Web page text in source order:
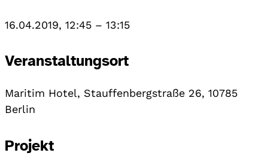
16.04.2019, 12:45 – 13:15
Veranstaltungsort
Maritim Hotel, Stauffenbergstraße 26, 10785
Berlin
Projekt